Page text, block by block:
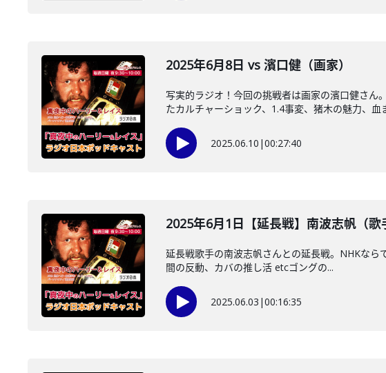
2025年6月8日 vs 濱口健（画家）
写実的ラジオ！今回の挑戦者は画家の濱口健さん
たカルチャーショック、1.4事変、猪木の魅力、血
2025.06.10 |00:27:40
2025年6月1日【延長戦】南波志帆（歌
延長戦歌手の南波志帆さんとの延長戦。NHKな
間の反動、カバの推し活 etcゴングの...
2025.06.03 |00:16:35